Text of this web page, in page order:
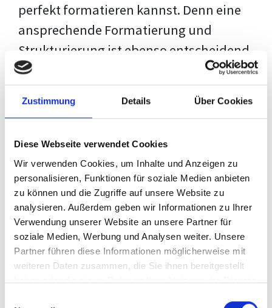
Zustimmung Details Über Cookies
Diese Webseite verwendet Cookies
Wir verwenden Cookies, um Inhalte und Anzeigen zu
personalisieren, Funktionen für soziale Medien anbieten
zu können und die Zugriffe auf unsere Website zu
analysieren. Außerdem geben wir Informationen zu Ihrer
Verwendung unserer Website an unsere Partner für
soziale Medien, Werbung und Analysen weiter. Unsere
Partner führen diese Informationen möglicherweise mit
weiteren Daten zusammen, die Sie ihnen bereitgestellt
haben oder die sie im Rahmen Ihrer Nutzung der Dienste
perfekt formatieren kannst. Denn eine
ansprechende Formatierung und
Strukturierung ist ebenso entscheidend
wie der Inhalt selbst. Jeder Prüfer hat
eigene Erwartungen, und unsere
Schulung ist so konzipiert, dass sie dir
deiner individuellen Vorlage zeigt,
anstatt eine Einheitslösung zu bieten.
Der Prozess des wissenschaftlichen
Schreibens kann ohne das richtige
Wissen eine große Herausforderung
darstellen. Jedoch, ausgestattet mit
denTechniken und Strategiendieses
Kurses, wird die Formatierung deiner